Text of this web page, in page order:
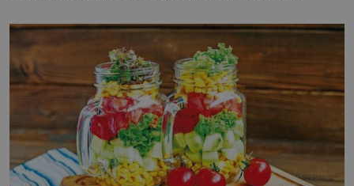
blonďaté vlásky. Fakt, že jsou těla dávných lidí nesmírně
dobře zachovalá, přičítají odborníci zdejším klimatickým
podmínkám. Sucho, prosolené písky a extrémně